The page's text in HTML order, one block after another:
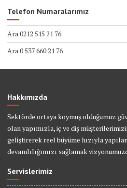
Telefon Numaralarımız
Ara 0212 515 21 76
Ara 0 537 660 21 76
Hakkımızda
Sektörde ortaya koymuş olduğumuz
olan yapımızla, iç ve diş
geliştirerek reel büyüme hızıyla
devamlılığımızı sağlamak
Servislerimiz